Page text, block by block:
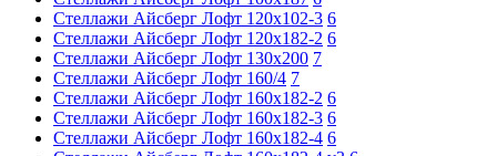
Стеллажи Айсберг Лофт 120х102-3 6
Стеллажи Айсберг Лофт 120х182-2 6
Стеллажи Айсберг Лофт 130х200 7
Стеллажи Айсберг Лофт 160/4 7
Стеллажи Айсберг Лофт 160х182-2 6
Стеллажи Айсберг Лофт 160х182-3 6
Стеллажи Айсберг Лофт 160х182-4 6